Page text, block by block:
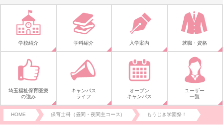
学校紹介 学科紹介 入学案内 就職・資格
埼玉福祉保育医療
の強み
キャンパス
ライフ
オープン
キャンパス
ユーザー
一覧
HOME 保育士科（昼間・夜間主コース) もうじき学園祭！